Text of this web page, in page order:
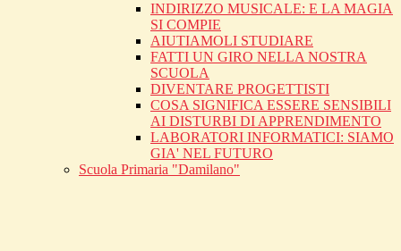
INDIRIZZO MUSICALE: E LA MAGIA
SI COMPIE
AIUTIAMOLI STUDIARE
FATTI UN GIRO NELLA NOSTRA
SCUOLA
DIVENTARE PROGETTISTI
COSA SIGNIFICA ESSERE SENSIBILI
AI DISTURBI DI APPRENDIMENTO
LABORATORI INFORMATICI: SIAMO
GIA' NEL FUTURO
Scuola Primaria "Damilano"